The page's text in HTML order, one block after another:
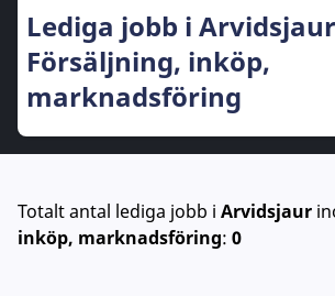
Lediga jobb i Arvidsjaur
Försäljning, inköp,
marknadsföring
Totalt antal lediga jobb i Arvidsjaur
inköp, marknadsföring: 0